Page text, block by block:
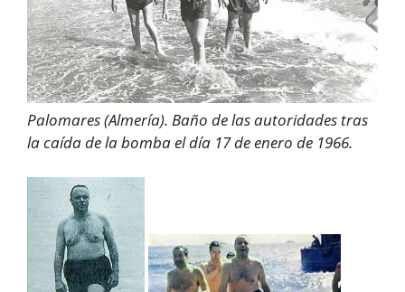
Palomares (Almería). Baño de las autoridades tras
la caída de la bomba el día 17 de enero de 1966.